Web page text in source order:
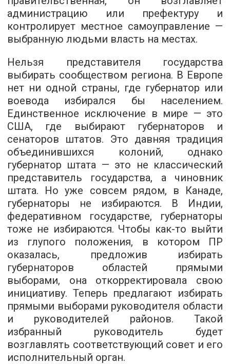
администрацию или префектуру и
контролирует местное самоуправление —
выбранную людьми власть на местах.
Нельзя представителя государства
выбирать сообществом региона. В Европе
нет ни одной страны, где губернатор или
воевода избирался бы населением.
Единственное исключение в мире — это
США, где выбирают губернаторов и
сенаторов штатов. Это давняя традиция
объединившихся колоний, однако
губернатор штата — это не классический
представитель государства, а чиновник
штата. Но уже совсем рядом, в Канаде,
губернаторы не избираются. В Индии,
федеративном государстве, губернаторы
тоже не избираются. Чтобы как-то выйти
из глупого положения, в котором ПР
оказалась, предложив избирать
губернаторов областей прямыми
выборами, она откорректировала свою
инициативу. Теперь предлагают избирать
прямыми выборами руководителя области
и руководителей районов. Такой
избранный руководитель будет
возглавлять соответствующий совет и его
исполнительный орган.